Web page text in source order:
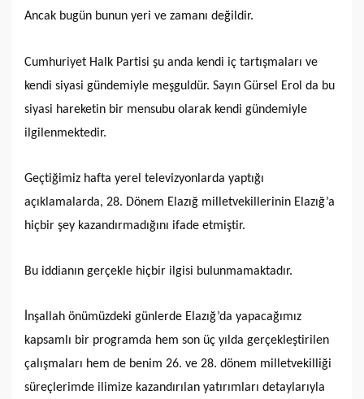
Ancak bugün bunun yeri ve zamanı değildir.
Cumhuriyet Halk Partisi şu anda kendi iç tartışmaları ve
kendi siyasi gündemiyle meşguldür. Sayın Gürsel Erol da bu
siyasi hareketin bir mensubu olarak kendi gündemiyle
ilgilenmektedir.
Geçtiğimiz hafta yerel televizyonlarda yaptığı
açıklamalarda, 28. Dönem Elazığ milletvekillerinin Elazığ’a
hiçbir şey kazandırmadığını ifade etmiştir.
Bu iddianın gerçekle hiçbir ilgisi bulunmamaktadır.
İnşallah önümüzdeki günlerde Elazığ’da yapacağımız
kapsamlı bir programda hem son üç yılda gerçekleştirilen
çalışmaları hem de benim 26. ve 28. dönem milletvekilliği
süreçlerimde ilimize kazandırılan yatırımları detaylarıyla